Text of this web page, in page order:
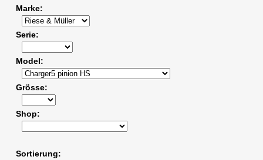
Marke
Serie
Model
Grösse
Shop
Sortierung